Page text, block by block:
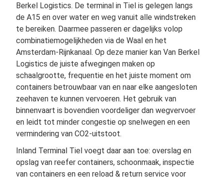
Berkel Logistics. De terminal in Tiel is gelegen langs
de A15 en over water en weg vanuit alle windstreken
te bereiken. Daarmee passeren er dagelijks volop
combinatiemogelijkheden via de Waal en het
Amsterdam-Rijnkanaal. Op deze manier kan Van Berkel
Logistics de juiste afwegingen maken op
schaalgrootte, frequentie en het juiste moment om
containers betrouwbaar van en naar elke aangesloten
zeehaven te kunnen vervoeren. Het gebruik van
binnenvaart is bovendien voordeliger dan wegvervoer
en leidt tot minder congestie op snelwegen en een
vermindering van CO2-uitstoot.
Inland Terminal Tiel voegt daar aan toe: overslag en
opslag van reefer containers, schoonmaak, inspectie
van containers en een reload & return service voor